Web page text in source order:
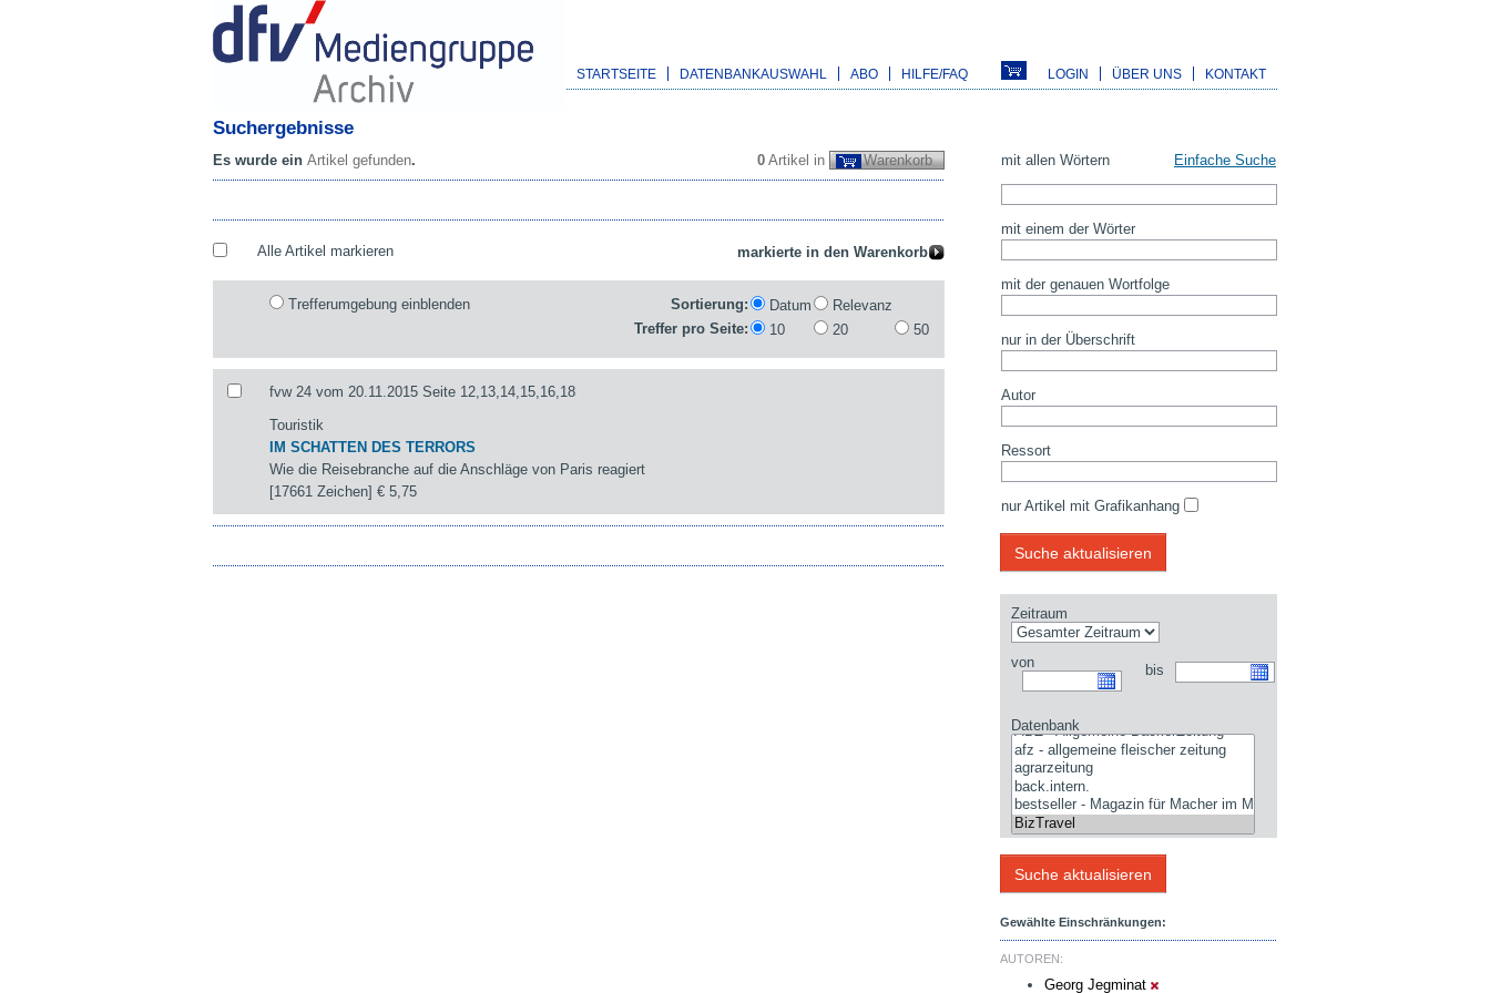
STARTSEITE DATENBANKAUSWAHL ABO HILFE/FAQ LOGIN ÜBER UNS KONTAKT
Suchergebnisse
0 Artikel in Warenkorb
Es wurde ein Artikel gefunden.
Alle Artikel markieren
Trefferumgebung einblenden Sortierung: Datum
Relevanz
Treffer pro Seite:
10 20 50
fvw 24 vom 20.11.2015 Seite 12,13,14,15,16,18
Touristik
IM SCHATTEN DES TERRORS
Wie die Reisebranche auf die Anschläge von Paris reagiert
[17661 Zeichen]€ 5,75
mit allen Wörtern Einfache Suche
mit einem der Wörter
mit der genauen Wortfolge
nur in der Überschrift
Autor
Ressort
nur Artikel mit Grafikanhang
Zeitraum
von bis
Datenbank
Gewählte Einschränkungen:
AUTOREN:
Georg Jegminat